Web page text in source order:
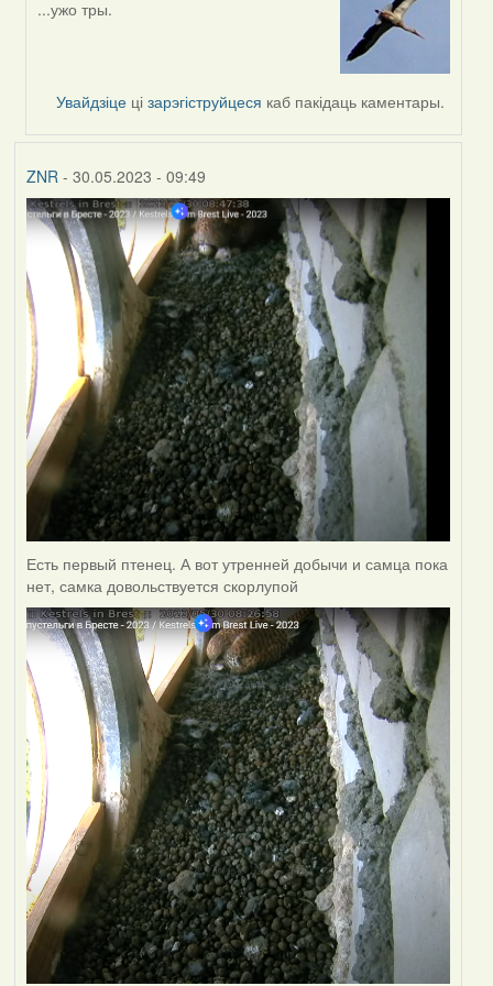
In
Feather
...ужо тры.
Увайдзіце цізарэгіструйцеся каб пакідаць каментары.
ZNR - 30.05.2023 - 09:49
Есть первый птенец. А вот утренней добычи и самца пока
нет, самка довольствуется скорлупой